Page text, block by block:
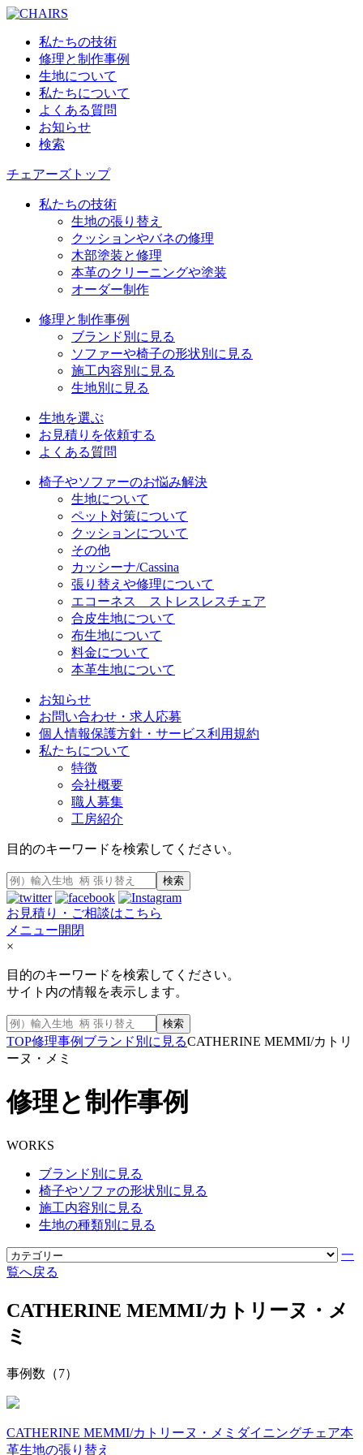
私たちの技術
修理と制作事例
生地について
私たちについて
よくある質問
お知らせ
検索
チェアーズトップ
私たちの技術
生地の張り替え
クッションやバネの修理
木部塗装と修理
本革のクリーニングや塗装
オーダー制作
修理と制作事例
ブランド別に見る
ソファーや椅子の形状別に見る
施工内容別に見る
生地別に見る
生地を選ぶ
お見積りを依頼する
よくある質問
椅子やソファーのお悩み解決
生地について
ペット対策について
クッションについて
その他
カッシーナ/Cassina
張り替えや修理について
エコーネス ストレスレスチェア
合皮生地について
布生地について
料金について
本革生地について
お知らせ
お問い合わせ・求人応募
個人情報保護方針・サービス利用規約
私たちについて
特徴
会社概要
職人募集
工房紹介
目的のキーワードを検索してください。
検索
お見積り・ご相談はこちら
メニュー開閉
×
目的のキーワードを検索してください。
サイト内の情報を表示します。
検索
TOP修理事例 ブランド別に見るCATHERINE MEMMI/カトリ
ーヌ・メミ
修理と制作事例
WORKS
ブランド別に見る
椅子やソファの形状別に見る
施工内容別に見る
生地の種類別に見る
一
覧へ戻る
CATHERINE MEMMI/カトリーヌ・メ
ミ
事例数（7）
CATHERINE MEMMI/カトリーヌ・メミ ダイニングチェア本
革生地の張り替え